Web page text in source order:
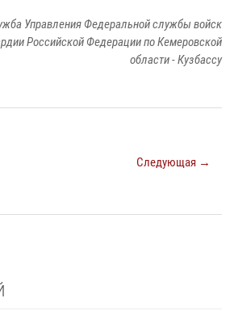
Управления Федеральной службы войск
Российской Федерации по Кемеровской
области - Кузбассу
Следующая →